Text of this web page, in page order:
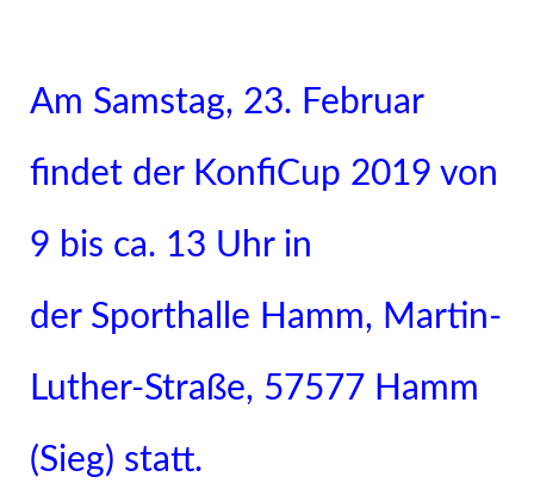
Am Samstag, 23. Februar
findet der KonfiCup 2019 von
9 bis ca. 13 Uhr in
der Sporthalle Hamm, Martin-
Luther-Straße, 57577 Hamm
(Sieg) statt.